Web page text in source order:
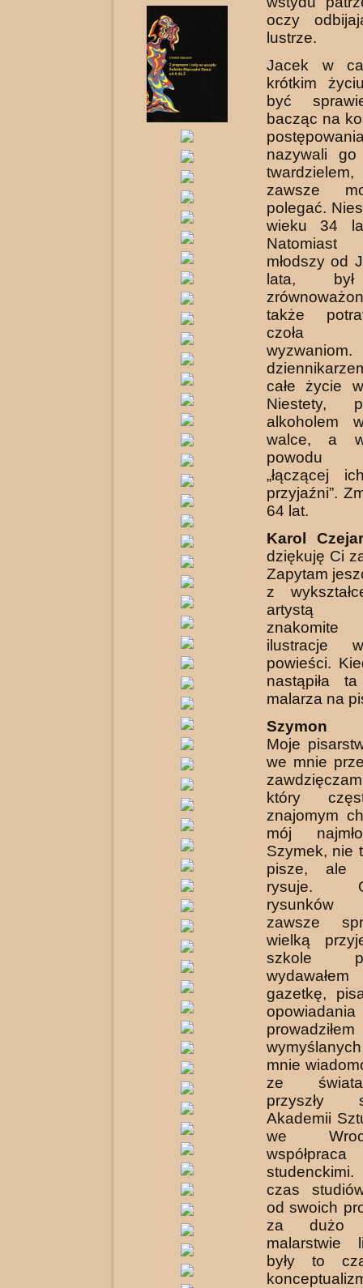
oczy
lustrze.
Jacek w
krótkim
być
bacząc na
nazywali go
zawsze
polegać.
wieku 34
młodszy od
lata, był
także
czoła
całe życie
Niestety,
alkoholem
walce, a
powodu
„łączącej
przyjaźni”.
64 lat.
Karol
dziękuję Ci
Zapytam
z
artystą
ilustracje
powieści.
nastąpiła
malarza na
Szymon
Moje
we mnie
który
znajomym
mój
Szymek, nie
pisze, ale
rysuje.
zawsze
wielką
szkole
gazetkę,
mnie
ze
przyszły
Akademii
we
czas
od swoich
za dużo
malarstwie
były to